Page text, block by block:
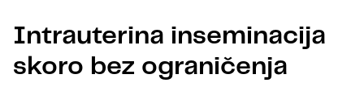
Intrauterina inseminacija
skoro bez ograničenja